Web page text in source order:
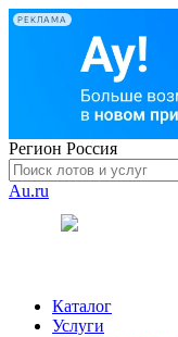
РЕКЛАМА
Регион Россия
Au.ru
Каталог
Услуги